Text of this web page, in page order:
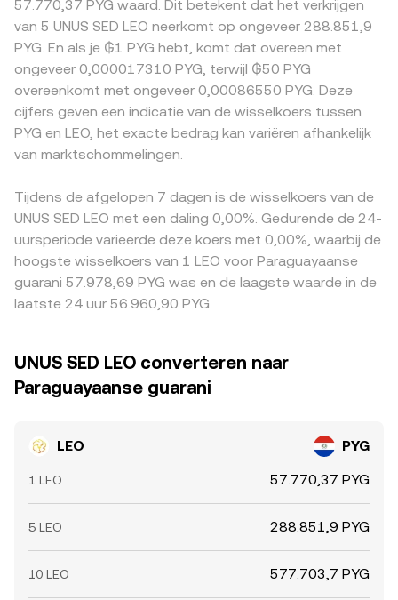
Paraguayaanse guarani. Schommelingen in
risicosentiment door renteverwachtingen of wereldwijde
liquiditeit kunnen het korte-termijnbeeld domineren, zelfs
als LEO-specifieke nieuwsflow rustig is. Regulatoire
gebeurtenissen die iFinex, Bitfinex of gerelateerde
stablecoins raken, kunnen de LEO/PYG conversion rate
abrupt beïnvloeden, net als wijzigingen in Paraguayaanse
regelgeving die de toegang tot PYG-liquidity veranderen.
LEO-derivaten beschikbaar zijn, kunnen funding rates en
opties-expiraties tijdelijke druk veroorzaken, terwijl
concentratie van spotliquiditeit op enkele venues de
impact van grote whale-transacties vergroot. On-chain
burn-transacties en grote verplaatsingen tussen beurzen
worden vaak snel ingeprijsd en kunnen extra volatiliteit
toevoegen bovenop deze structurele drijfveren.
mechanisme met x × y = k, waarbij x en y de voorraden
van de twee poolactiva zijn en de prijs lokaal wordt
benaderd door y/x. Grote swaps verschuiven deze
verhoudingen en veroorzaken prijsimpact, terwijl
arbitrageurs de poolprijs doorgaans weer richting de
VWAP van gecentraliseerde venues trekken.
van de handel geconcentreerd op ecosystemeigen
venues, wat een liquiditeitspremie of -korting kan
veroorzaken ten opzichte van beurzen waar LEO minder
actief verhandeld wordt. Daarnaast wordt LEO op veel
plaatsen primair tegen USDT gequoteerd; als USDT in
PYG tegen een kleine premie of korting handelt, voedt die
basis het uiteindelijke LEO/PYG-cijfer. Geografische en
regulatoire factoren kunnen eveneens tot prijsverschillen
betalingskanalen of rapportageverplichtingen de
effectiviteit van fiat-onramps beïnvloeden. Arbitrageurs
helpen deze verschillen te verkleinen door LEO te kopen
waar hij goedkoper is en te verkopen waar hij duurder is,
maar fricties zoals opnamekosten, latentie en limieten
zorgen ervoor dat prijzen niet overal meteen gelijklopen.
57.770,37 PYG waard. Dit betekent dat het verkrijgen
van 5 UNUS SED LEO neerkomt op ongeveer 288.851,9
PYG. En als je ₲1 PYG hebt, komt dat overeen met
ongeveer 0,000017310 PYG, terwijl ₲50 PYG
overeenkomt met ongeveer 0,00086550 PYG. Deze
cijfers geven een indicatie van de wisselkoers tussen
PYG en LEO, het exacte bedrag kan variëren afhankelijk
van marktschommelingen.
Tijdens de afgelopen 7 dagen is de wisselkoers van de
UNUS SED LEO met een daling 0,00%. Gedurende de 24-
uursperiode varieerde deze koers met 0,00%, waarbij de
hoogste wisselkoers van 1 LEO voor Paraguayaanse
guarani 57.978,69 PYG was en de laagste waarde in de
laatste 24 uur 56.960,90 PYG.
UNUS SED LEO converteren naar
Paraguayaanse guarani
LEO PYG
1 LEO 57.770,37 PYG
5 LEO 288.851,9 PYG
10 LEO 577.703,7 PYG